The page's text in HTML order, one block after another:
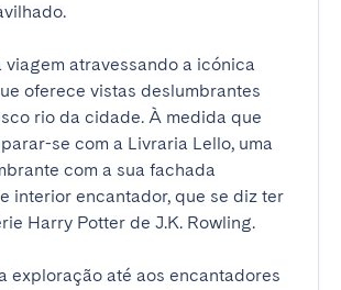
viagem atravessando a icónica
oferece vistas deslumbrantes
rio da cidade. À medida que
se com a Livraria Lello, uma
com a sua fachada
interior encantador, que se diz ter
Harry Potter de J.K. Rowling.
exploração até aos encantadores